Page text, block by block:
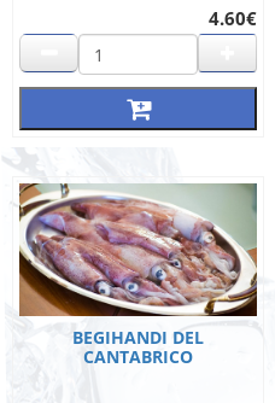
4.60€
BEGIHANDI DEL
CANTABRICO